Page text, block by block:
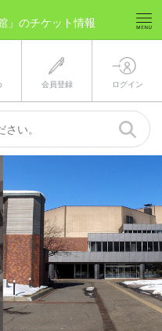
」のチケット情報
会員登録 ログイン